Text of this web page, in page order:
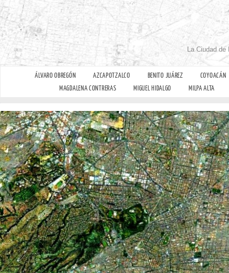
La Ciudad
ÁLVARO OBREGÓN AZCAPOTZALCO BENITO JUÁREZ
COYOACÁN
MAGDALENA CONTRERAS
MIGUEL HIDALGO MILPA ALTA